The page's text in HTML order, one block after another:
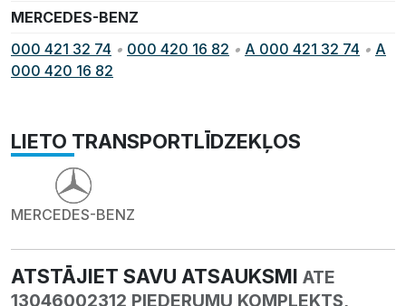
MERCEDES-BENZ
000 421 32 74 • 000 420 16 82 • A 000 421 32 74 • A
000 420 16 82
LIETO TRANSPORTLĪDZEKĻOS
MERCEDES-BENZ
ATSTĀJIET SAVU ATSAUKSMI ATE
13046002312 PIEDERUMU KOMPLEKTS,